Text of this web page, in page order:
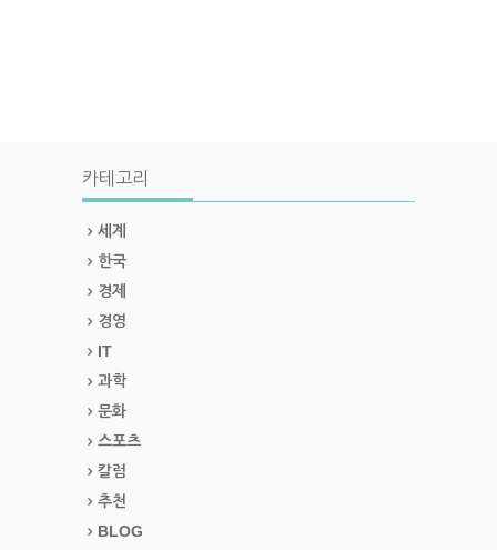
카테고리
세계
한국
경제
경영
IT
과학
문화
스포츠
칼럼
추천
BLOG